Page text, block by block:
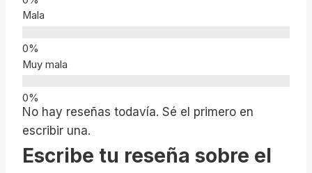
Mala
Muy mala
No hay reseñas todavía. Sé el primero en
escribir una.
Escribe tu reseña sobre el